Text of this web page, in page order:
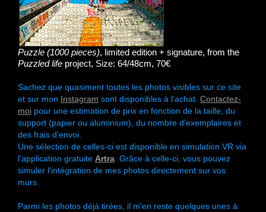
Puzzle (1000 pieces), limited edition + signature, from the
Puzzled life project, Size: 64/48cm, 70€
Sachez que quasiment toutes les photos visibles sur ce site
et sur mon Instagram sont disponibles à l'achat. Contactez-
moi pour une estimation de prix en fonction de la taille, du
support (papier ou aluminium), du nombre d'exemplaires et
des frais d'envoi.
Une sélection de celles-ci est disponible en simulation VR via
l'application gratuite Artra . Grâce à celle-ci, vous pouvez
simuler l'intégration de mes photos directement sur vos
murs.
Parmi les photos déjà tirées, il m'en reste quelques unes à